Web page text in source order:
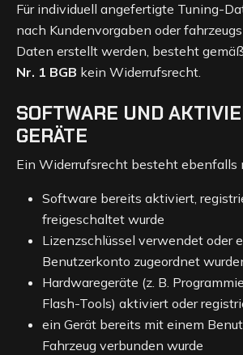
Für individuell angefertigte Tuning-
nach Kundenvorgaben oder
Daten erstellt werden, besteht gemäß
Nr. 1 BGB kein Widerrufsrecht.
SOFTWARE UND
GERÄTE
Ein Widerrufsrecht besteht ebenfalls
Software bereits aktiviert,
freigeschaltet wurde
Lizenzschlüssel verwendet oder
Benutzerkonto zugeordnet
Hardwaregeräte (z. B.
Flash-Tools) aktiviert oder
ein Gerät bereits mit einem
Fahrzeug verbunden wurde